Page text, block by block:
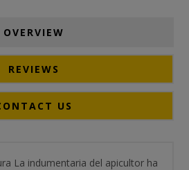
OVERVIEW
REVIEWS
US
La indumentaria del apicultor ha